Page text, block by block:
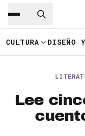
Saltar al
CULTURA DISEÑO
Lee